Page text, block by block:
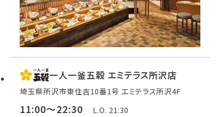
一人一釜五穀 エミテラス所沢店
埼玉県所沢市東住吉10番1号 エミテラス所沢4F
11:00～22:30
L.O. 21:30